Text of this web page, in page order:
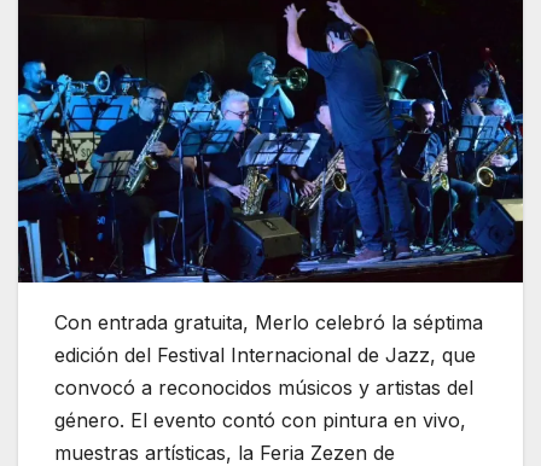
Con entrada gratuita, Merlo celebró la séptima
edición del Festival Internacional de Jazz, que
convocó a reconocidos músicos y artistas del
género. El evento contó con pintura en vivo,
muestras artísticas, la Feria Zezen de